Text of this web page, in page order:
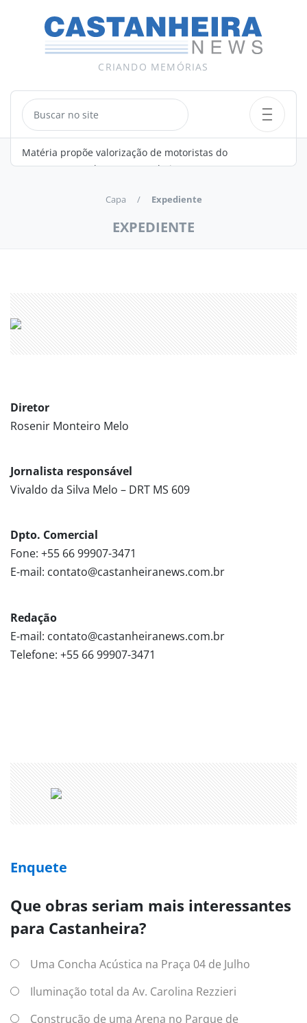
CRIANDO MEMÓRIAS
Matéria propõe valorização de motoristas do
transporte escolar em Castanheira
EXPEDIENTE
Capa Expediente
Diretor
Rosenir Monteiro Melo
Jornalista responsável
Vivaldo da Silva Melo – DRT MS 609
Dpto. Comercial
Fone: +55 66 99907-3471
E-mail: contato@castanheiranews.com.br
Redação
E-mail: contato@castanheiranews.com.br
Telefone: +55 66 99907-3471
Enquete
Que obras seriam mais interessantes
para Castanheira?
Uma Concha Acústica na Praça 04 de Julho
Iluminação total da Av. Carolina Rezzieri
Construção de uma Arena no Parque de